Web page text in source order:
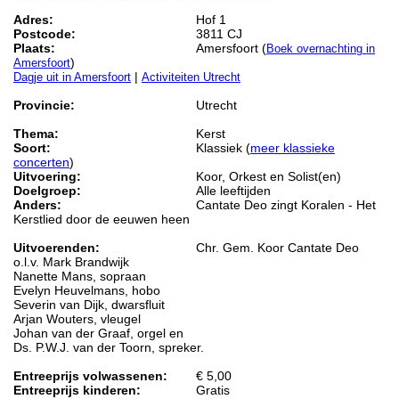
Adres:
Hof 1
Postcode:
3811 CJ
Plaats:
Amersfoort (Boek overnachting in
Amersfoort)
Dagje uit in Amersfoort | Activiteiten Utrecht
Provincie:
Utrecht
Thema:
Kerst
Soort:
Klassiek (meer klassieke
concerten)
Uitvoering:
Koor, Orkest en Solist(en)
Doelgroep:
Alle leeftijden
Anders:
Cantate Deo zingt Koralen - Het
Kerstlied door de eeuwen heen
Uitvoerenden:
Chr. Gem. Koor Cantate Deo
o.l.v. Mark Brandwijk
Nanette Mans, sopraan
Evelyn Heuvelmans, hobo
Severin van Dijk, dwarsfluit
Arjan Wouters, vleugel
Johan van der Graaf, orgel en
Ds. P.W.J. van der Toorn, spreker.
Entreeprijs volwassenen:
€ 5,00
Entreeprijs kinderen:
Gratis